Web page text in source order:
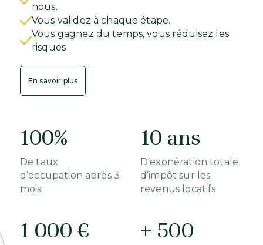
nous.
Vous validez à chaque étape.
Vous gagnez du temps, vous réduisez les
risques
En savoir plus
100%
De taux
d’occupation après 3
mois
10 ans
D'exonération totale
d’impôt sur les
revenus locatifs
1 000 € + 500